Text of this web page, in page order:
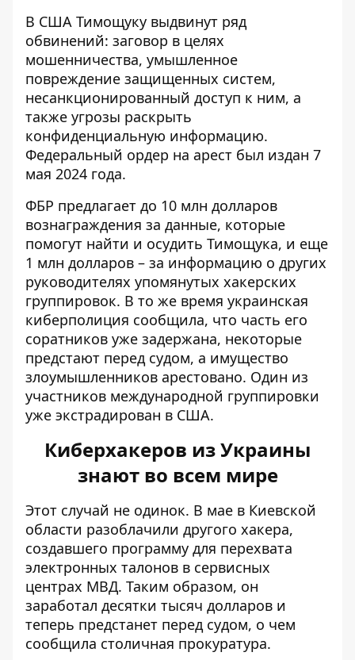
В США Тимощуку выдвинут ряд
обвинений: заговор в целях
мошенничества, умышленное
повреждение защищенных систем,
несанкционированный доступ к ним, а
также угрозы раскрыть
конфиденциальную информацию.
Федеральный ордер на арест был издан 7
мая 2024 года.
ФБР предлагает до 10 млн долларов
вознаграждения за данные, которые
помогут найти и осудить Тимощука, и еще
1 млн долларов – за информацию о других
руководителях упомянутых хакерских
группировок. В то же время украинская
киберполиция сообщила, что часть его
соратников уже задержана, некоторые
предстают перед судом, а имущество
злоумышленников арестовано. Один из
участников международной группировки
уже экстрадирован в США.
Киберхакеров из Украины
знают во всем мире
Этот случай не одинок. В мае в Киевской
области разоблачили другого хакера,
создавшего программу для перехвата
электронных талонов в сервисных
центрах МВД. Таким образом, он
заработал десятки тысяч долларов и
теперь предстанет перед судом, о чем
сообщила столичная прокуратура.